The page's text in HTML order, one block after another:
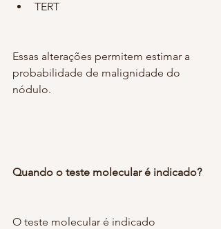
TERT
Essas alterações permitem estimar a
probabilidade de malignidade do
nódulo.
Quando o teste molecular é indicado?
O teste molecular é indicado